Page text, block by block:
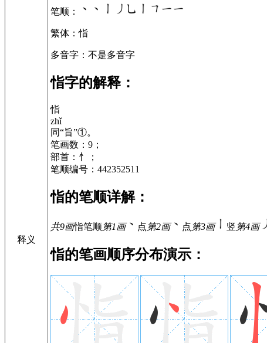
释义
笔顺 ：
繁体 ：恉
多音字 ：不是多音字
恉字的解释：
恉
zhǐ
同“旨”①。
笔画数：9；
部首：忄；
笔顺编号：442352511
恉的笔顺详解：
共9画恉笔顺第1画 点第2画 点第3画 竖第4画
恉的笔画顺序分布演示：